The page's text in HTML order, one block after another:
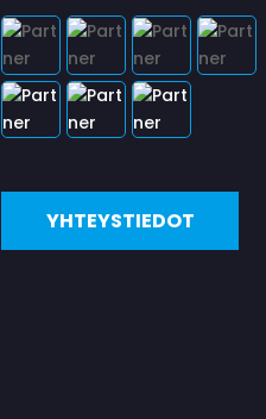
YHTEYSTIEDOT